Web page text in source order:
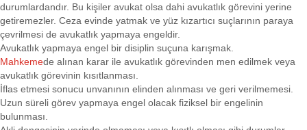
durumlardandır. Bu kişiler avukat olsa dahi avukatlık görevini yerine
getiremezler. Ceza evinde yatmak ve yüz kızartıcı suçlarının paraya
çevrilmesi de avukatlık yapmaya engeldir.
Avukatlık yapmaya engel bir disiplin suçuna karışmak.
Mahkemede alınan karar ile avukatlık görevinden men edilmek veya
avukatlık görevinin kısıtlanması.
İflas etmesi sonucu unvanının elinden alınması ve geri verilmemesi.
Uzun süreli görev yapmaya engel olacak fiziksel bir engelinin
bulunması.